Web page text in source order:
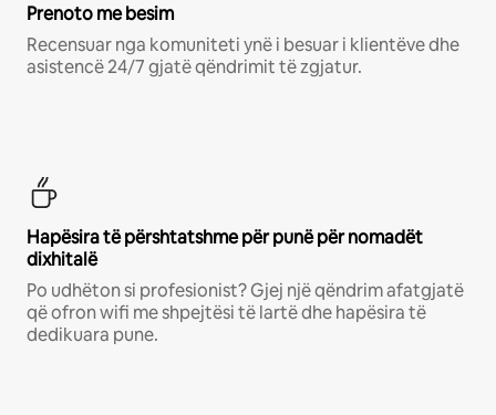
Prenoto me besim
Recensuar nga komuniteti ynë i besuar i klientëve dhe
asistencë 24/7 gjatë qëndrimit të zgjatur.
Hapësira të përshtatshme për punë për nomadët
dixhitalë
Po udhëton si profesionist? Gjej një qëndrim afatgjatë
që ofron wifi me shpejtësi të lartë dhe hapësira të
dedikuara pune.